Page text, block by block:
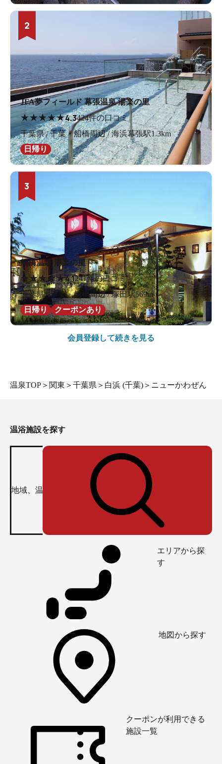
2
JFA夢フィールド 幕張温泉 湯楽の里
★★★★★4.3424件の口コミ
千葉県 / 千葉・船橋周辺 / 海浜幕張駅1.3km
日帰り
3
船橋温泉 湯楽の里
★★★★★4.1241件の口コミ
千葉県 / 千葉・船橋周辺 / 塚田駅569m
日帰り
クーポンあり
会員登録して続きを見る
温泉TOP ＞ 関東 ＞ 千葉県 ＞ 白浜 (千葉) ＞ ニューかわぜん
温浴施設を探す
エリアから探
す
地図から探す
クーポンが利用できる
施設一覧